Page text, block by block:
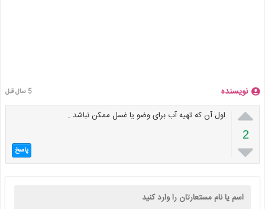
نویسنده 5 سال قبل

2

اول آن که تهیه آب برای وضو یا غسل ممکن نباشد .
پاسخ